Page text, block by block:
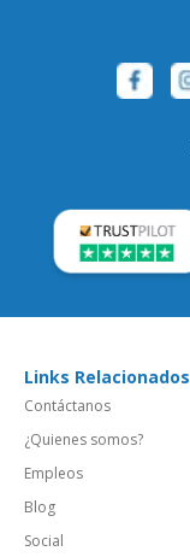
Links Relacionados
Contáctanos
¿Quienes somos?
Empleos
Blog
Social